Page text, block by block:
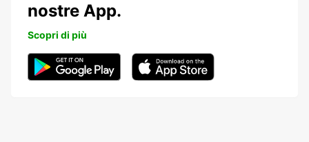
nostre App.
Scopri di più